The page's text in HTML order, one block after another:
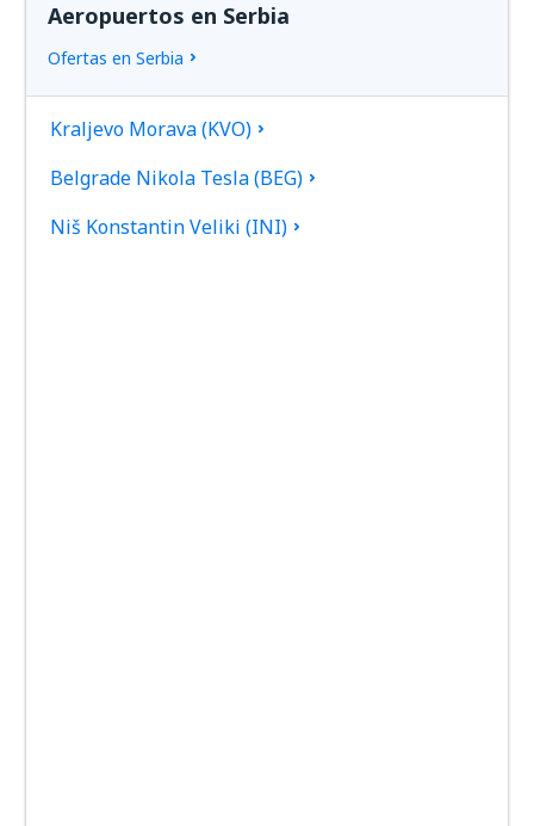
Aeropuertos en Serbia
Ofertas en Serbia
Kraljevo Morava (KVO)
Belgrade Nikola Tesla (BEG)
Niš Konstantin Veliki (INI)